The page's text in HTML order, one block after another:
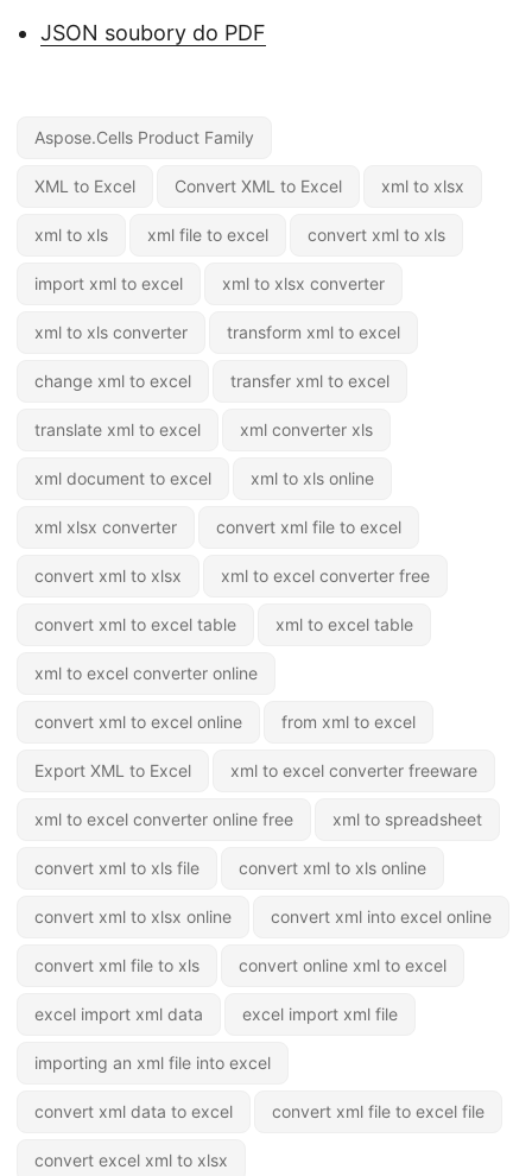
JSON soubory do PDF
Aspose.Cells Product Family
XML to Excel Convert XML to Excel xml to xlsx
xml to xls xml file to excel convert xml to xls
import xml to excel xml to xlsx converter
xml to xls converter transform xml to excel
change xml to excel transfer xml to excel
translate xml to excel xml converter xls
xml document to excel xml to xls online
xml xlsx converter convert xml file to excel
convert xml to xlsx xml to excel converter free
convert xml to excel table xml to excel table
xml to excel converter online
convert xml to excel online from xml to excel
Export XML to Excel xml to excel converter freeware
xml to excel converter online free xml to spreadsheet
convert xml to xls file convert xml to xls online
convert xml to xlsx online convert xml into excel online
convert xml file to xls convert online xml to excel
excel import xml data excel import xml file
importing an xml file into excel
convert xml data to excel convert xml file to excel file
convert excel xml to xlsx